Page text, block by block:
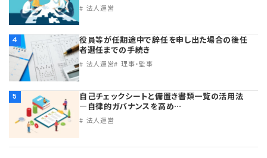
法人運営
4
役員等が任期途中で辞任を申し出た場合の後任
者選任までの手続き
法人運営 理事・監事
5
自己チェックシートと備置き書類一覧の活用法
―自律的ガバナンスを高め…
法人運営